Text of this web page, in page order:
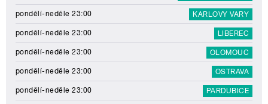
pondělí-neděle 23:00 KARLOVY VARY
pondělí-neděle 23:00 LIBEREC
pondělí-neděle 23:00 OLOMOUC
pondělí-neděle 23:00 OSTRAVA
pondělí-neděle 23:00 PARDUBICE